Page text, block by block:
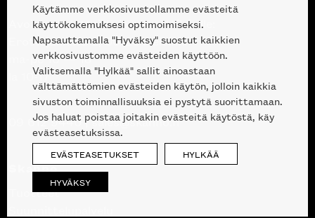
Avoinna kuluttajille ja ammattilaisille:
Erottajankatu 2, 00120 Helsinki
ma-pe 10 — 18
la 10-17
09 612 9440 |sales@skanno.fi
Skanno
Tuotteet
Käytämme verkkosivustollamme evästeitä
käyttökokemuksesi optimoimiseksi.
Napsauttamalla "Hyväksy" suostut kaikkien
verkkosivustomme evästeiden käyttöön.
Valitsemalla "Hylkää" sallit ainoastaan
välttämättömien evästeiden käytön, jolloin kaikkia
sivuston toiminnallisuuksia ei pystytä suorittamaan.
Jos haluat poistaa joitakin evästeitä käytöstä, käy
evästeasetuksissa.
EVÄSTEASETUKSET HYLKÄÄ
HYVÄKSY